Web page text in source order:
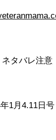
タバレ注意
1月4.11日